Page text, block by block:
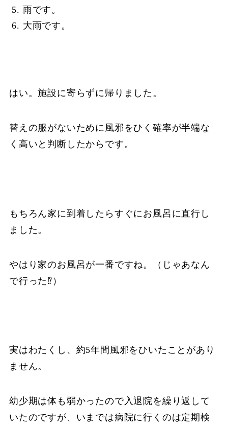
雨です。
大雨です。
はい。施設に寄らずに帰りました。
替えの服がないために風邪をひく確率が半端な
く高いと判断したからです。
もちろん家に到着したらすぐにお風呂に直行し
ました。
やはり家のお風呂が一番ですね。（じゃあなん
で行った⁉︎）
実はわたくし、約5年間風邪をひいたことがあり
ません。
幼少期は体も弱かったので入退院を繰り返して
いたのですが、いまでは病院に行くのは定期検